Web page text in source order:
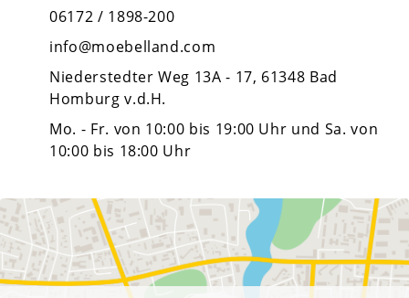
06172 / 1898-200
info@moebelland.com
Niederstedter Weg 13A - 17, 61348 Bad
Homburg v.d.H.
Mo. - Fr. von 10:00 bis 19:00 Uhr und Sa. von
10:00 bis 18:00 Uhr